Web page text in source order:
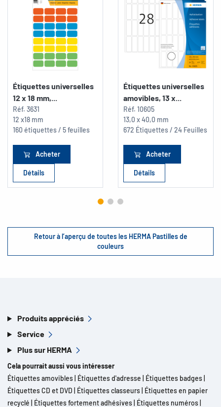
Étiquettes universelles
12 x 18 mm,...
Réf. 3631
12 x18 mm
160 étiquettes / 5 feuilles
Acheter
Détails
Étiquettes universelles
amovibles, 13 x...
Réf. 10605
13,0 x 40,0 mm
672 Étiquettes / 24 Feuilles
Acheter
Détails
Retour à l’aperçu de toutes les HERMA Pastilles de
couleurs
Produits appréciés
Service
Plus sur HERMA
Cela pourrait aussi vous intéresser
Étiquettes amovibles Étiquettes d'adresse Étiquettes badges
Étiquettes CD et DVD
Étiquettes classeurs Étiquettes en papier
recyclé
Étiquettes fortement adhésives Étiquettes numéros